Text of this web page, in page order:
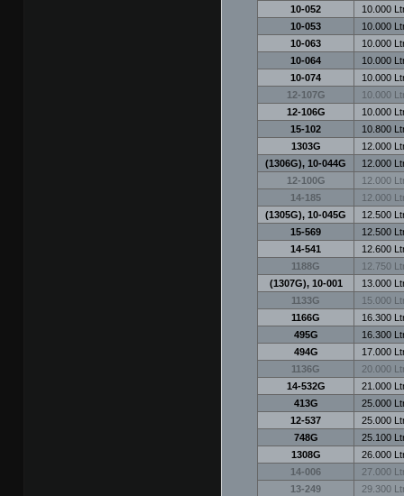
10-052
10.000
10-053
10.000
10-063
10.000
10-064
10.000
10-074
10.000
12-107G
10.000
12-106G
10.000
15-102
10.800
1303G
12.000
(1306G), 10-044G
12.000
12-100G
12.000
14-185
12.000
(1305G), 10-045G
12.500
15-569
12.500
14-541
12.600
1188G
12.750
(1307G), 10-001
13.000
1133G
15.000
1166G
16.300
495G
16.300
494G
17.000
1136G
20.000
14-532G
21.000
413G
25.000
12-537
25.000
748G
25.100
1308G
26.000
14-006
27.000
13-249
29.300